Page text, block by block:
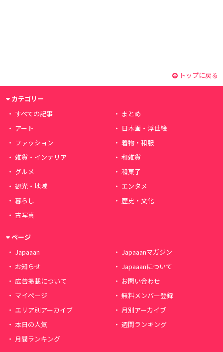
トップに戻る
カテゴリー
すべての記事
まとめ
アート
日本画・浮世絵
ファッション
着物・和服
雑貨・インテリア
和雑貨
グルメ
和菓子
観光・地域
エンタメ
暮らし
歴史・文化
古写真
ページ
Japaaan
Japaaanマガジン
お知らせ
Japaaanについて
広告掲載について
お問い合わせ
マイページ
無料メンバー登録
エリア別アーカイブ
月別アーカイブ
本日の人気
週間ランキング
月間ランキング